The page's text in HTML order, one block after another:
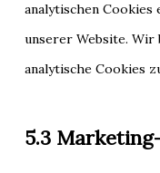
analytischen
unserer Website. Wir
analytische Cookies
5.3